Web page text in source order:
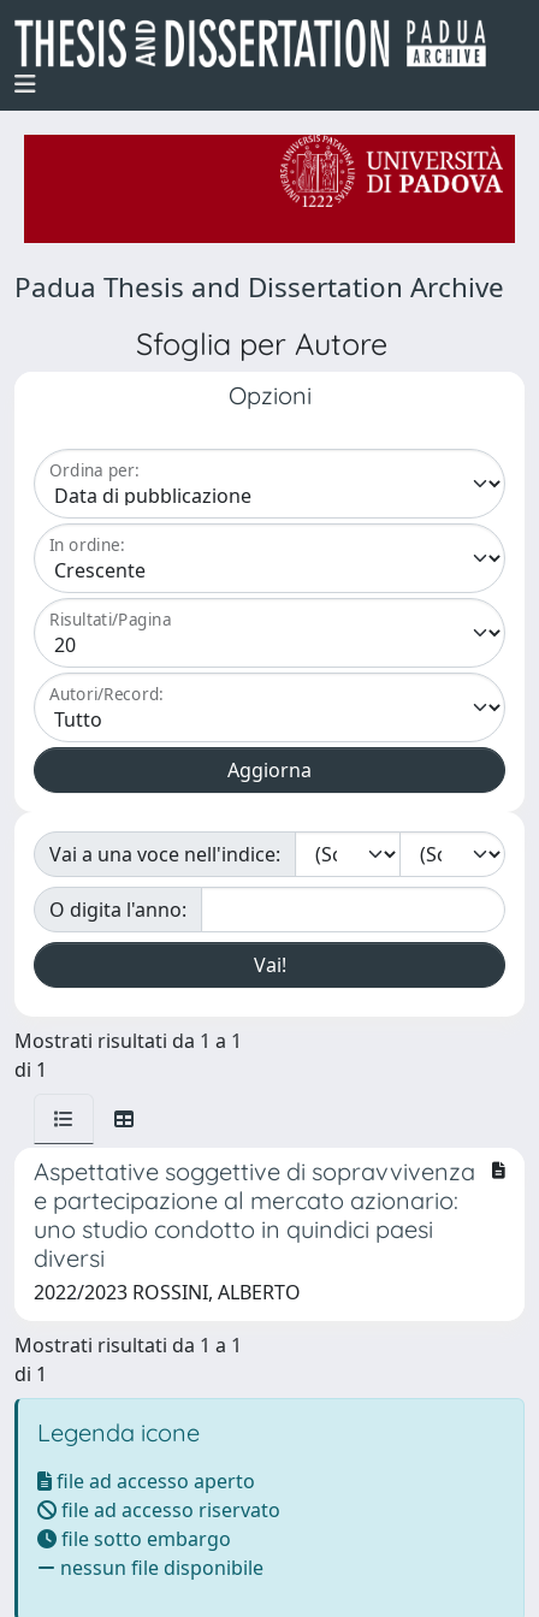
Padua Thesis and Dissertation Archive
Sfoglia per Autore
Opzioni
Ordina per:
In ordine:
Risultati/Pagina
Autori/Record:
Vai a una voce nell'indice:
O digita l'anno:
Mostrati risultati da 1 a 1
di 1
Aspettative soggettive di sopravvivenza
e partecipazione al mercato azionario:
uno studio condotto in quindici paesi
diversi
2022/2023 ROSSINI, ALBERTO
Mostrati risultati da 1 a 1
di 1
Legenda icone
file ad accesso aperto
file ad accesso riservato
file sotto embargo
nessun file disponibile